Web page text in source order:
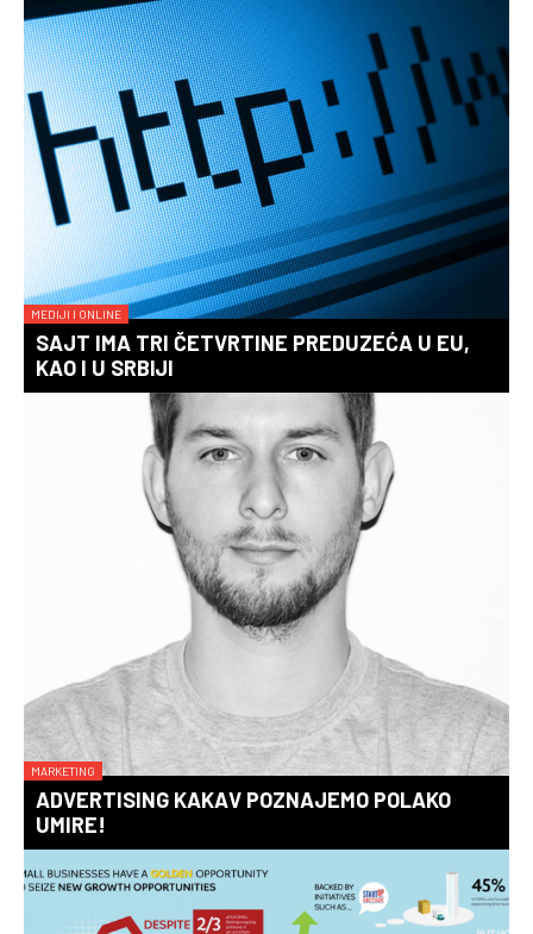
MEDIJI I ONLINE
SAJT IMA TRI ČETVRTINE PREDUZEĆA U EU,
KAO I U SRBIJI
MARKETING
ADVERTISING KAKAV POZNAJEMO POLAKO
UMIRE!